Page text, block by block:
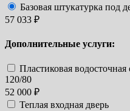
Базовая штукатурка под
57 033 ₽
Дополнительные услуги:
Пластиковая
120/80
52 000 ₽
Теплая входная дверь